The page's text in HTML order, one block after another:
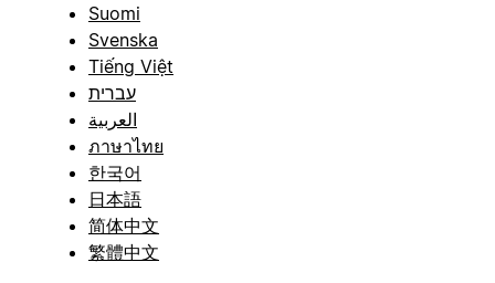
Suomi
Svenska
Tiếng Việt
עברית
العربية
ภาษาไทย
한국어
日本語
简体中文
繁體中文